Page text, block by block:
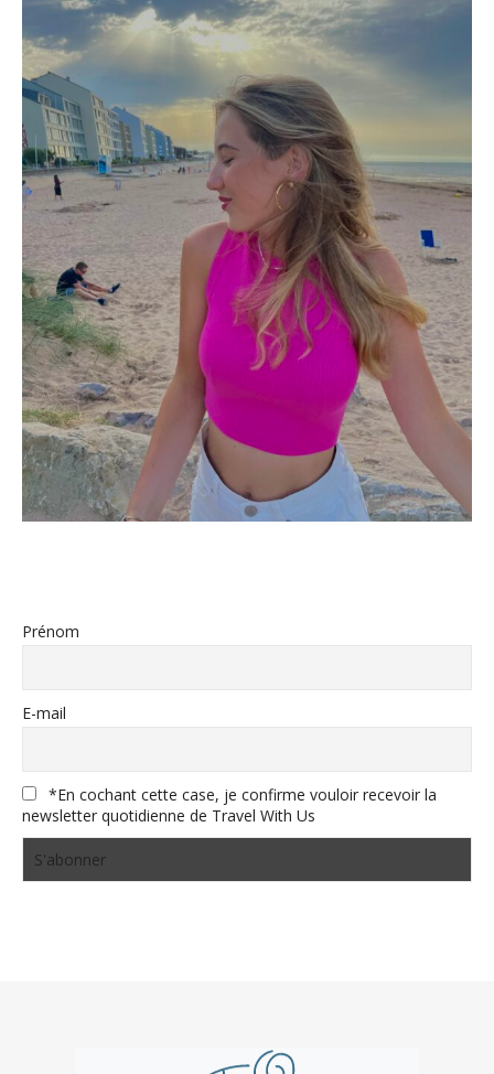
Prénom
E-mail
*En cochant cette case, je confirme vouloir recevoir la
newsletter quotidienne de Travel With Us